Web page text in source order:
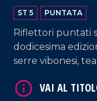
ST 5 PUNTATA
Riflettori puntati
dodicesima
serre vibonesi,
VAI AL TITOLO